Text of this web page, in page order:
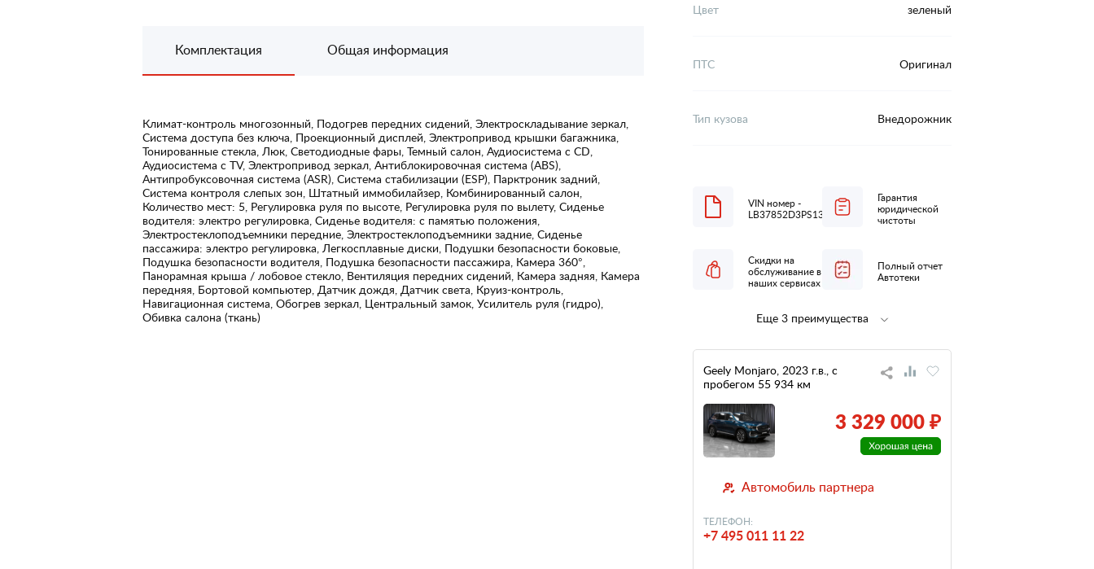
Комплектация Общая информация
Климат-контроль многозонный, Подогрев передних сидений, Электроскладывание зеркал,
Система доступа без ключа, Проекционный дисплей, Электропривод крышки багажника,
Тонированные стекла, Люк, Светодиодные фары, Темный салон, Аудиосистема с CD,
Аудиосистема с TV, Электропривод зеркал, Антиблокировочная система (ABS),
Антипробуксовочная система (ASR), Система стабилизации (ESP), Парктроник задний,
Система контроля слепых зон, Штатный иммобилайзер, Комбинированный салон,
Количество мест: 5, Регулировка руля по высоте, Регулировка руля по вылету, Сиденье
водителя: электро регулировка, Сиденье водителя: с памятью положения,
Электростеклоподъемники передние, Электростеклоподъемники задние, Сиденье
пассажира: электро регулировка, Легкосплавные диски, Подушки безопасности боковые,
Подушка безопасности водителя, Подушка безопасности пассажира, Камера 360°,
Панорамная крыша / лобовое стекло, Вентиляция передних сидений, Камера задняя, Камера
передняя, Бортовой компьютер, Датчик дождя, Датчик света, Круиз-контроль,
Навигационная система, Обогрев зеркал, Центральный замок, Усилитель руля (гидро),
Обивка салона (ткань)
Цвет зеленый
ПТС Оригинал
Тип кузова Внедорожник
VIN номер -
LB37852D3PS135188
Гарантия
юридической
чистоты
Скидки на
обслуживание в
наших сервисах
Полный отчет
Автотеки
Полная
низкий
налог
Еще 3 преимущества
Geely Monjaro, 2023 г.в., с
пробегом 55 934 км
3 329 000 ₽
Автомобиль партнера
ТЕЛЕФОН:
+7 495 011 11 22